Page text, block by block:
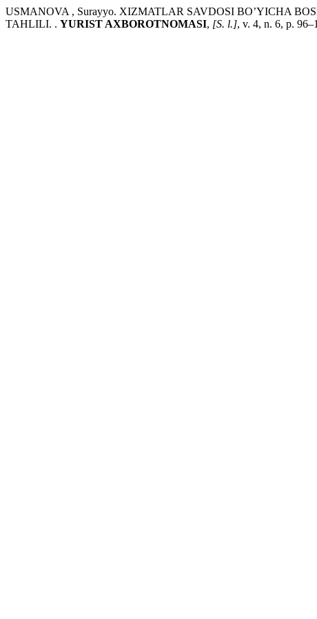
USMANOVA , Surayyo. XIZMATLAR SAVDOSI BO’YICHA
TAHLILI. . YURIST AXBOROTNOMASI, [S. l.], v. 4, n. 6, p.